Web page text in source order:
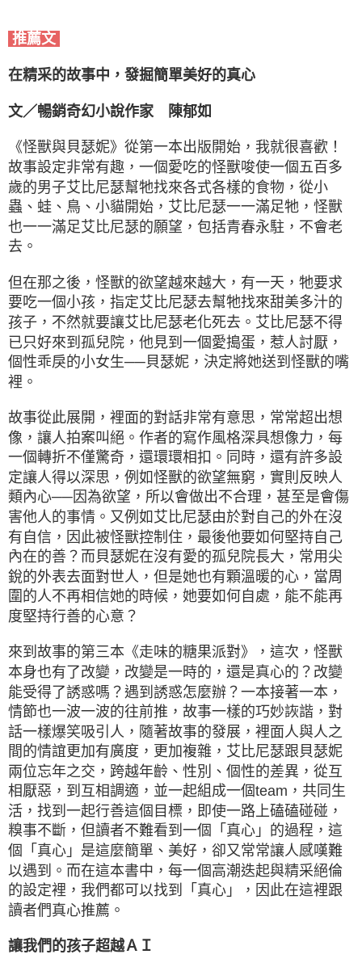
推薦文
在精采的故事中，發掘簡單美好的真心
文／暢銷奇幻小說作家 陳郁如
《怪獸與貝瑟妮》從第一本出版開始，我就很喜歡！
故事設定非常有趣，一個愛吃的怪獸唆使一個五百多
歲的男子艾比尼瑟幫牠找來各式各樣的食物，從小
蟲、蛙、鳥、小貓開始，艾比尼瑟一一滿足牠，怪獸
也一一滿足艾比尼瑟的願望，包括青春永駐，不會老
去。
但在那之後，怪獸的欲望越來越大，有一天，牠要求
要吃一個小孩，指定艾比尼瑟去幫牠找來甜美多汁的
孩子，不然就要讓艾比尼瑟老化死去。艾比尼瑟不得
已只好來到孤兒院，他見到一個愛搗蛋，惹人討厭，
個性乖戾的小女生──貝瑟妮，決定將她送到怪獸的嘴
裡。
故事從此展開，裡面的對話非常有意思，常常超出想
像，讓人拍案叫絕。作者的寫作風格深具想像力，每
一個轉折不僅驚奇，還環環相扣。同時，還有許多設
定讓人得以深思，例如怪獸的欲望無窮，實則反映人
類內心──因為欲望，所以會做出不合理，甚至是會傷
害他人的事情。又例如艾比尼瑟由於對自己的外在沒
有自信，因此被怪獸控制住，最後他要如何堅持自己
內在的善？而貝瑟妮在沒有愛的孤兒院長大，常用尖
銳的外表去面對世人，但是她也有顆溫暖的心，當周
圍的人不再相信她的時候，她要如何自處，能不能再
度堅持行善的心意？
來到故事的第三本《走味的糖果派對》，這次，怪獸
本身也有了改變，改變是一時的，還是真心的？改變
能受得了誘惑嗎？遇到誘惑怎麼辦？一本接著一本，
情節也一波一波的往前推，故事一樣的巧妙詼諧，對
話一樣爆笑吸引人，隨著故事的發展，裡面人與人之
間的情誼更加有廣度，更加複雜，艾比尼瑟跟貝瑟妮
兩位忘年之交，跨越年齡、性別、個性的差異，從互
相厭惡，到互相調適，並一起組成一個team，共同生
活，找到一起行善這個目標，即使一路上磕磕碰碰，
糗事不斷，但讀者不難看到一個「真心」的過程，這
個「真心」是這麼簡單、美好，卻又常常讓人感嘆難
以遇到。而在這本書中，每一個高潮迭起與精采絕倫
的設定裡，我們都可以找到「真心」，因此在這裡跟
讀者們真心推薦。
讓我們的孩子超越ＡＩ